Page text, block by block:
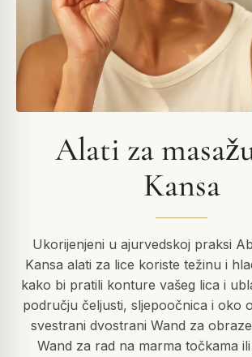
Alati za
Kansa
Ukorijenjeni u ajurvedskoj praksi
Kansa alati za lice koriste težinu i
kako bi pratili konture vašeg lica i
području čeljusti, sljepoočnica i oko
svestrani dvostrani Wand za
Wand za rad na marma točkama